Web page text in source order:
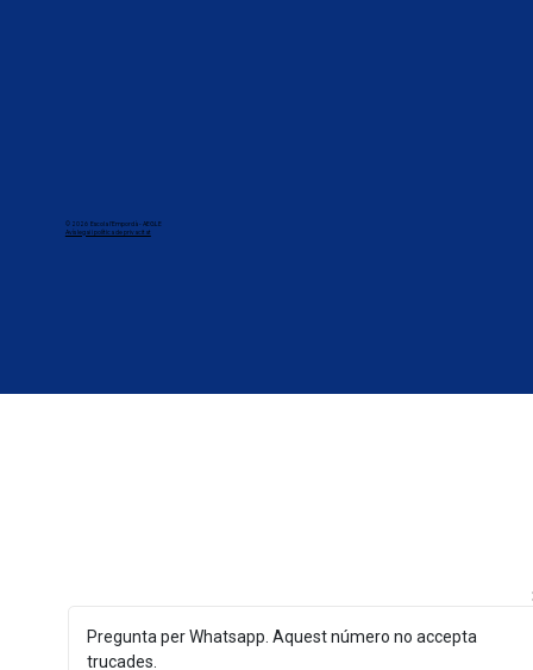
© 2026 Escola l'Empordà - AEGLE
Avís legai i política de privacitat
Pregunta per Whatsapp. Aquest número no accepta
trucades.